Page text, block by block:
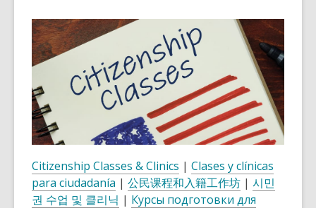
Citizenship Classes & Clinics | Clases y clínicas
para ciudadanía | 公民课程和入籍工作坊 | 시민
권 수업 및 클리닉 | Курсы подготовки для